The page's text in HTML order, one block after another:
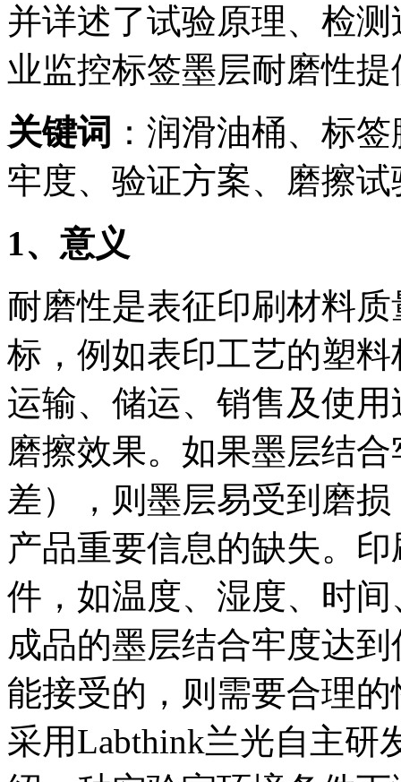
并详述了试验原理、检
业监控标签墨层耐磨性
关键词 ：润滑油桶、标
牢度、验证方案、磨擦试
1、意义
耐磨性是表征印刷材料
标，例如表印工艺的塑
运输、储运、销售及使
磨擦效果。如果墨层结
差），则墨层易受到磨
产品重要信息的缺失。
件，如温度、湿度、时
成品的墨层结合牢度达
能接受的，则需要合理
采用Labthink兰光自主研